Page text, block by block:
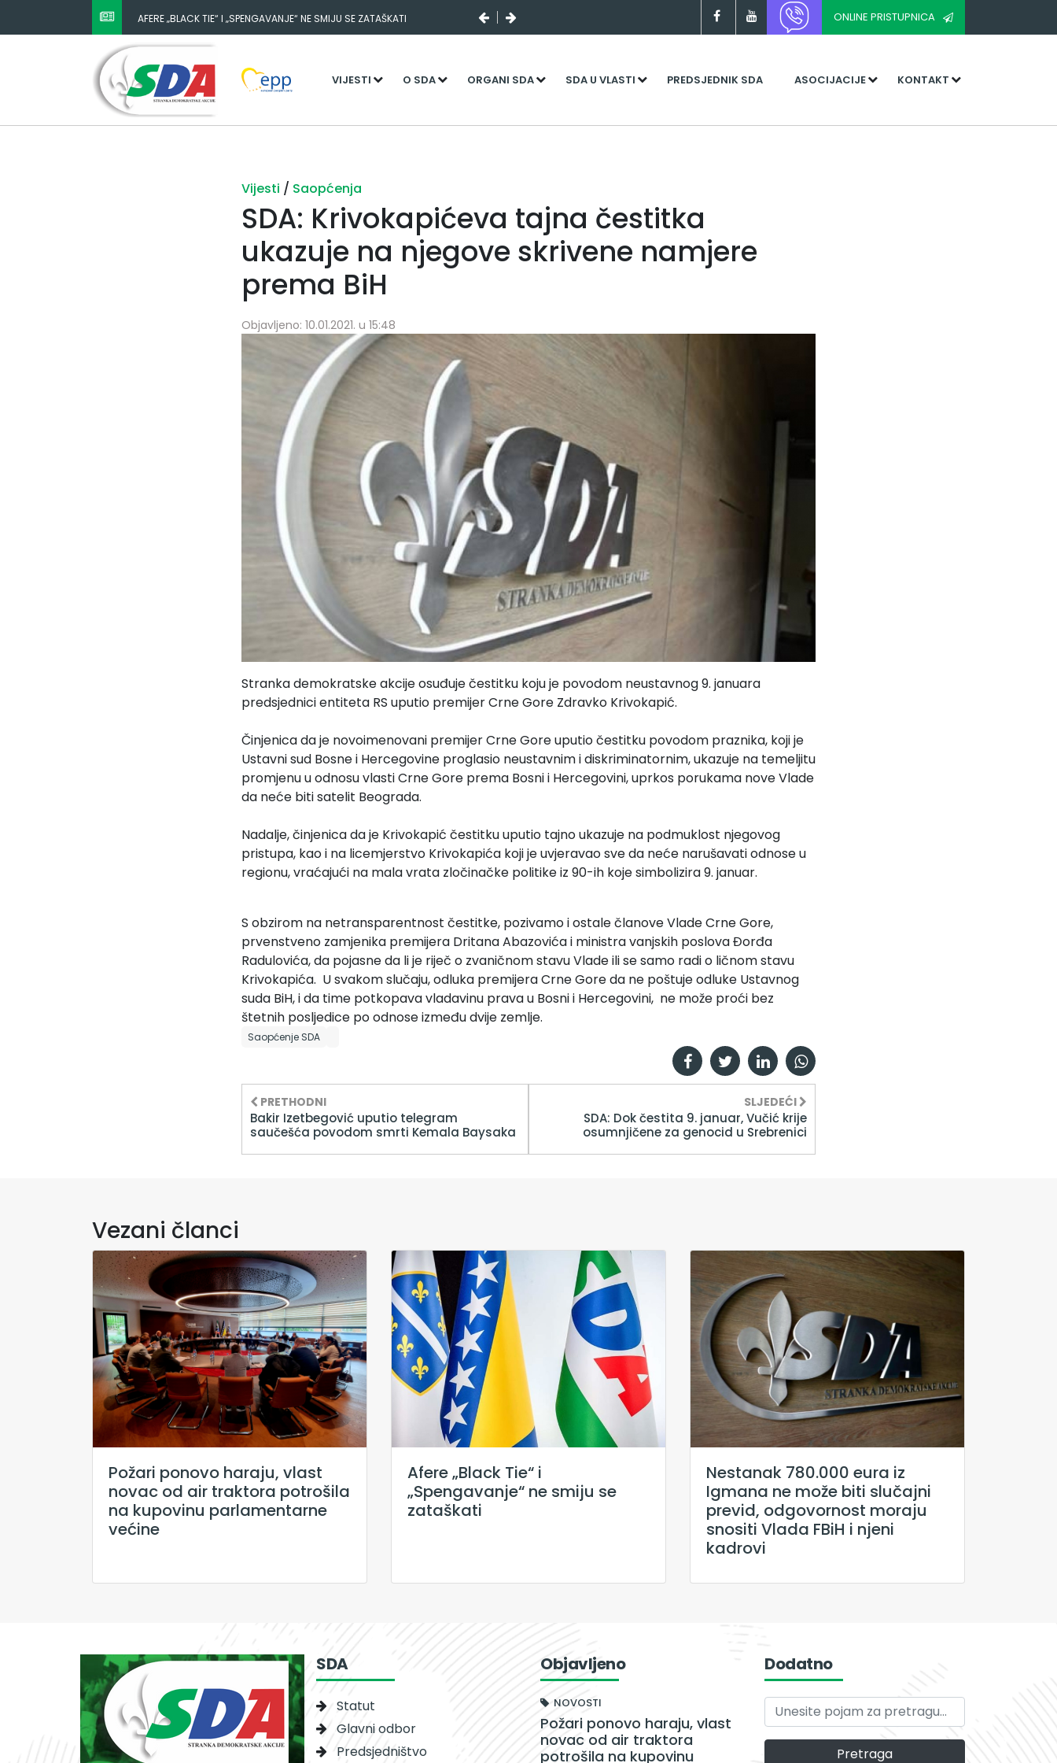
AFERE „BLACK TIE“ I „SPENGAVANJE“ NE SMIJU SE ZATAŠKATI ONLINE PRISTUPNICA
VIJESTI O SDA ORGANI SDA SDA U VLASTI PREDSJEDNIK SDA ASOCIJACIJE KONTAKT
Vijesti / Saopćenja
SDA: Krivokapićeva tajna čestitka
ukazuje na njegove skrivene namjere
prema BiH
Objavljeno: 10.01.2021. u 15:48
Stranka demokratske akcije osuđuje čestitku koju je povodom neustavnog 9. januara
predsjednici entiteta RS uputio premijer Crne Gore Zdravko Krivokapić.
Činjenica da je novoimenovani premijer Crne Gore uputio čestitku povodom praznika, koji je
Ustavni sud Bosne i Hercegovine proglasio neustavnim i diskriminatornim, ukazuje na temeljitu
promjenu u odnosu vlasti Crne Gore prema Bosni i Hercegovini, uprkos porukama nove Vlade
da neće biti satelit Beograda.
Nadalje, činjenica da je Krivokapić čestitku uputio tajno ukazuje na podmuklost njegovog
pristupa, kao i na licemjerstvo Krivokapića koji je uvjeravao sve da neće narušavati odnose u
regionu, vraćajući na mala vrata zločinačke politike iz 90-ih koje simbolizira 9. januar.
S obzirom na netransparentnost čestitke, pozivamo i ostale članove Vlade Crne Gore,
prvenstveno zamjenika premijera Dritana Abazovića i ministra vanjskih poslova Đorđa
Radulovića, da pojasne da li je riječ o zvaničnom stavu Vlade ili se samo radi o ličnom stavu
Krivokapića. U svakom slučaju, odluka premijera Crne Gore da ne poštuje odluke Ustavnog
suda BiH, i da time potkopava vladavinu prava u Bosni i Hercegovini, ne može proći bez
štetnih posljedice po odnose između dvije zemlje.
Saopćenje SDA
PRETHODNI
Bakir Izetbegović uputio telegram
saučešća povodom smrti Kemala Baysaka
SLJEDEĆI
SDA: Dok čestita 9. januar, Vučić krije
osumnjičene za genocid u Srebrenici
Vezani članci
Požari ponovo haraju, vlast
novac od air traktora potrošila
na kupovinu parlamentarne
većine
Afere „Black Tie“ i
„Spengavanje“ ne smiju se
zataškati
Nestanak 780.000 eura iz
Igmana ne može biti slučajni
previd, odgovornost moraju
snositi Vlada FBiH i njeni
kadrovi
SDA
Statut
Glavni odbor
Predsjedništvo
Objavljeno
NOVOSTI
Požari ponovo haraju, vlast
novac od air traktora
potrošila na kupovinu
Dodatno
Pretraga